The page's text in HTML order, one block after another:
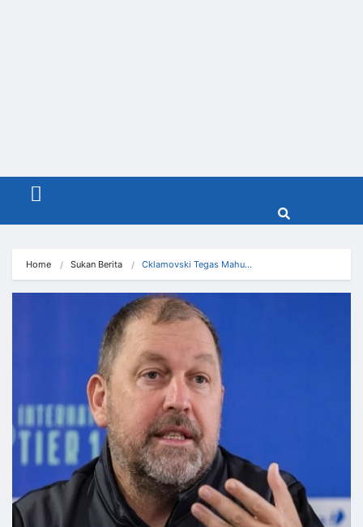
Menu
Home Sukan Berita Cklamovski Tegas Mahu…